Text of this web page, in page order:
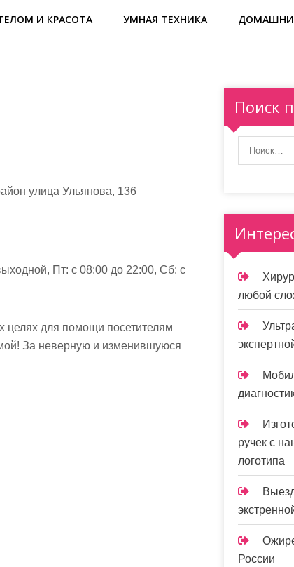
И КРАСОТА УМНАЯ ТЕХНИКА
улица Ульянова, 136
Пт: с 08:00 до 22:00, Сб: с
целях для помощи посетителям
За неверную и изменившуюся
Поиск
любой
ручек с
логотипа
России